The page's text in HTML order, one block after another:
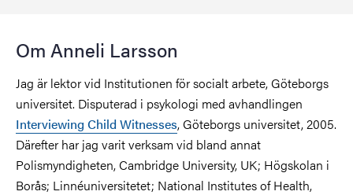
Om Anneli Larsson
Jag är lektor vid Institutionen för socialt arbete, Göteborgs
universitet. Disputerad i psykologi med avhandlingen
Interviewing Child Witnesses, Göteborgs universitet, 2005.
Därefter har jag varit verksam vid bland annat
Polismyndigheten, Cambridge University, UK; Högskolan i
Borås; Linnéuniversitetet; National Institutes of Health,